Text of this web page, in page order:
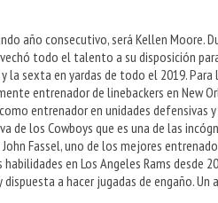
año consecutivo, será Kellen Moore.
todo el talento a su disposición
la sexta en yardas de todo el 2019.
entrenador de linebackers en New
entrenador en unidades defensivas
de los Cowboys que es una de las
Fassel, uno de los mejores
en Los Angeles Rams desde
dispuesta a hacer jugadas de engaño.